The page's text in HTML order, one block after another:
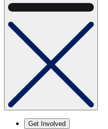
Get Involved